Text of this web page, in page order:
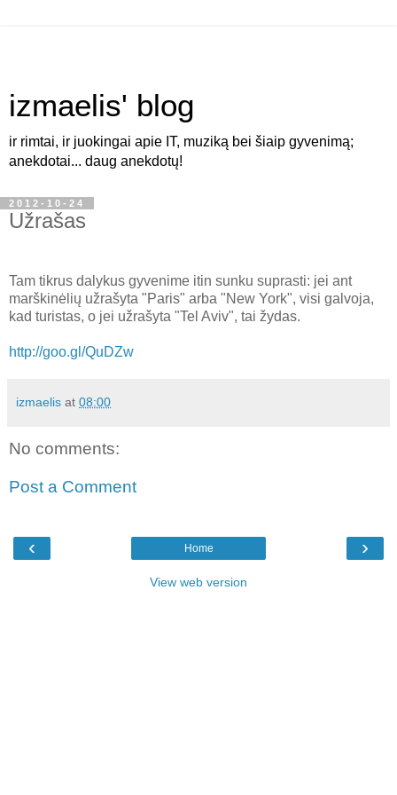
izmaelis' blog
ir rimtai, ir juokingai apie IT, muziką bei šiaip gyvenimą;
anekdotai... daug anekdotų!
2012-10-24
Užrašas
Tam tikrus dalykus gyvenime itin sunku suprasti: jei ant
marškinėlių užrašyta "Paris" arba "New York", visi galvoja,
kad turistas, o jei užrašyta "Tel Aviv", tai žydas.
http://goo.gl/QuDZw
izmaelis at 08:00
No comments:
Post a Comment
‹ ›
Home
View web version